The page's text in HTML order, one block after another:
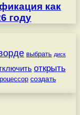
как
году
выбрать диск
открыть
создать